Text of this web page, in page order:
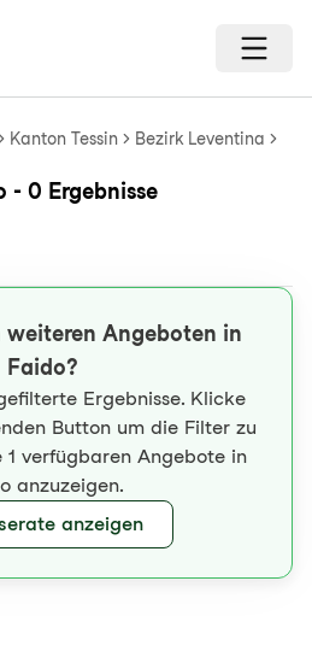
Kanton Tessin
Bezirk Leventina
- 0 Ergebnisse
weiteren Angeboten in
Faido?
Ergebnisse. Klicke
Button um die Filter zu
verfügbaren Angebote in
anzuzeigen.
anzeigen